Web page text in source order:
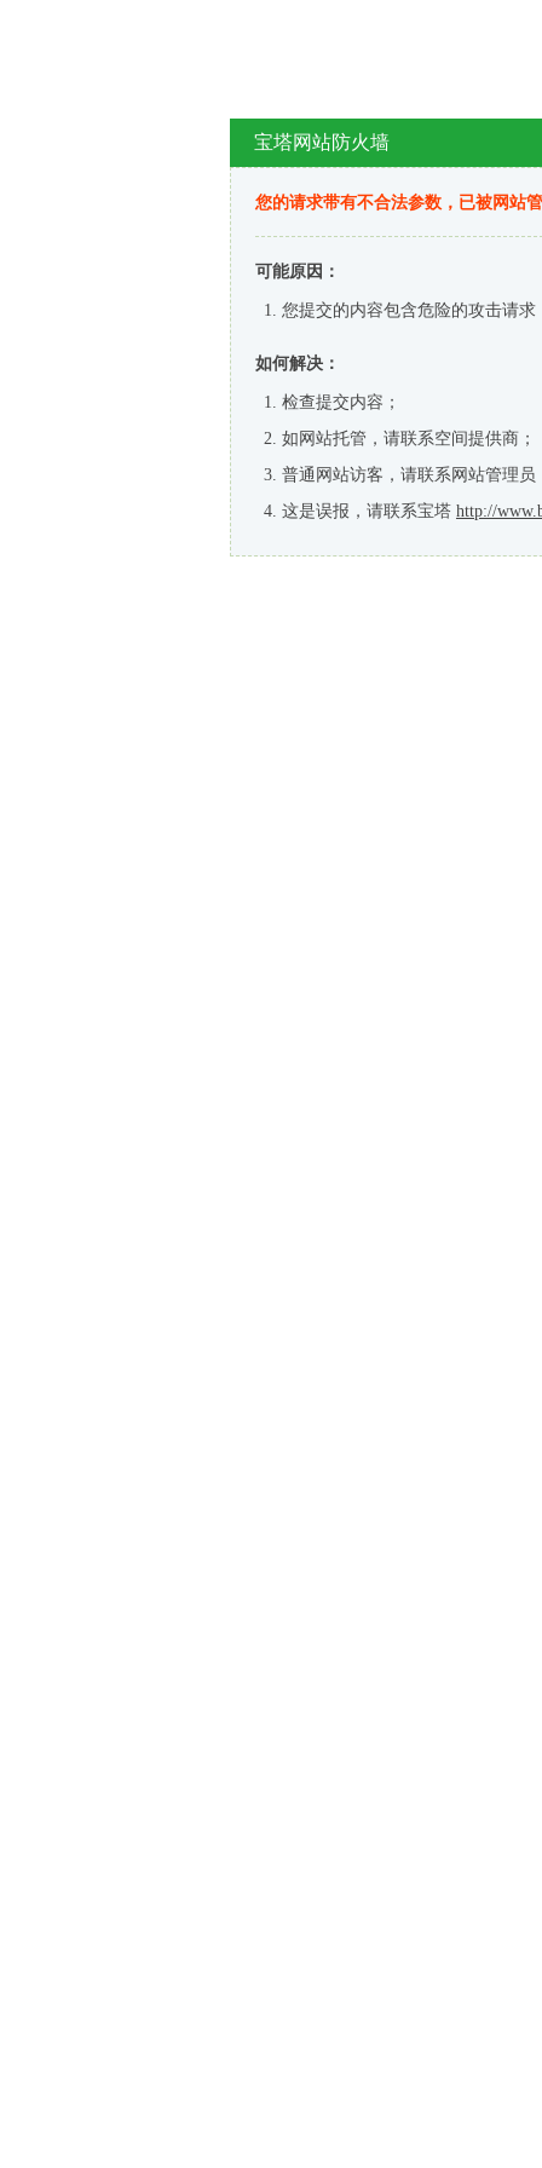
宝塔网站防火墙
您的请求带有不合法参数，已被网站
可能原因：
您提交的内容包含危险的攻击请求
如何解决：
检查提交内容；
如网站托管，请联系空间提供商；
普通网站访客，请联系网站管理员
这是误报，请联系宝塔 http://